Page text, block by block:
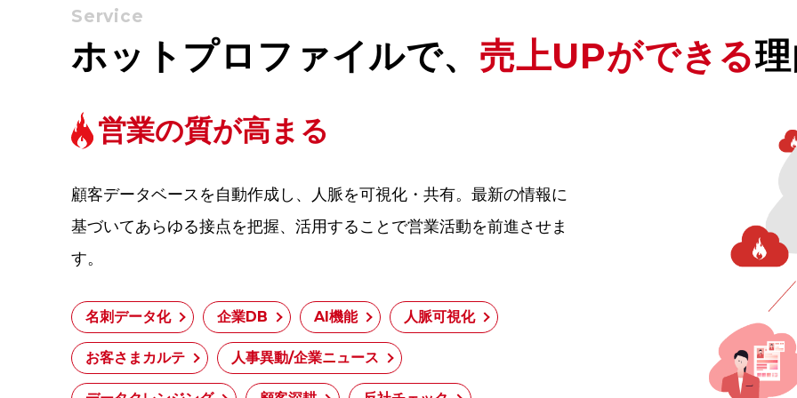
Service
ホットプロファイルで、 売上UPができる
営業の質が高まる
顧客データベースを自動作成し、人脈を可視化・共有。最新の情報に
基づいてあらゆる接点を把握、活用することで営業活動を前進させま
す。
名刺データ化 企業DB AI機能 人脈可視化
お客さまカルテ 人事異動/企業ニュース